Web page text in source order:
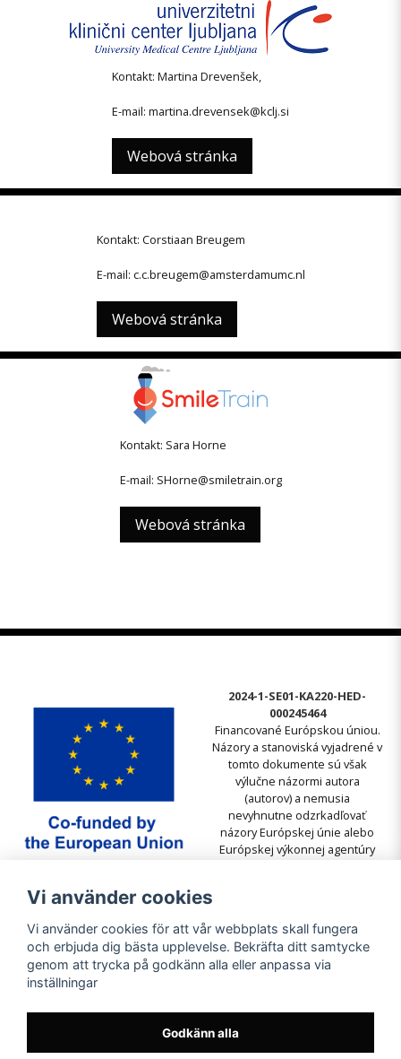
Kontakt: Martina Drevenšek,
E-mail: martina.drevensek@kclj.si
Webová stránka
Kontakt: Corstiaan Breugem
E-mail: c.c.breugem@amsterdamumc.nl
Webová stránka
Kontakt: Sara Horne
E-mail: SHorne@smiletrain.org
Webová stránka
2024-1-SE01-KA220-HED-
000245464
Financované Európskou úniou.
Názory a stanoviská vyjadrené v
tomto dokumente sú však
výlučne názormi autora
(autorov) a nemusia
nevyhnutne odzrkadľovať
názory Európskej únie alebo
Európskej výkonnej agentúry
Vi använder cookies
Vi använder cookies för att vår webbplats skall fungera
och erbjuda dig bästa upplevelse. Bekräfta ditt samtycke
genom att trycka på godkänn alla eller anpassa via
inställningar
Godkänn alla